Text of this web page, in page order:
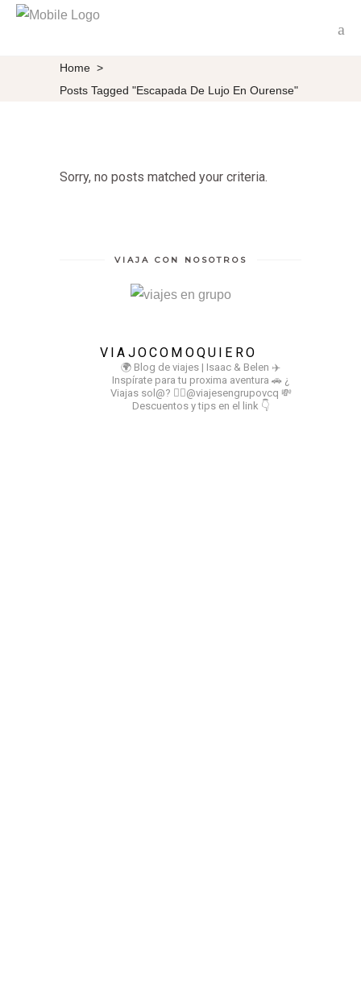
Home >
Posts Tagged "Escapada De Lujo En Ourense"
Sorry, no posts matched your criteria.
VIAJA CON NOSOTROS
VIAJOCOMOQUIERO
🌍 Blog de viajes | Isaac & Belen ✈️
Inspírate para tu proxima aventura 🚗 ¿
Viajas sol@? 👉🏻@viajesengrupovcq 💸
Descuentos y tips en el link 👇